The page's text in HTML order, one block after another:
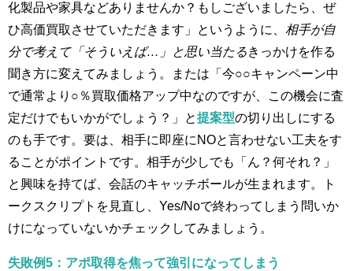
化製品や家具などありませんか？もしございましたら、ぜ
ひ高価買取させていただきます」というように、 相手が自
分で考えて「そういえば…」と思い当たるきっかけを作る
聞き方に変えてみましょう。または「今○○キャンペーン中
で通常より○％買取価格アップ中なのですが、この機会に査
定だけでもいかがでしょう？」と提案型の切り出しにする
のも手です。要は、相手に即座にNOと言わせない工夫をす
ることがポイントです​。相手が少しでも「ん？何それ？」
と興味を持てば、会話のキャッチボールが生まれます​。ト
ークスクリプトを見直し、Yes/Noで終わってしまう問いか
けになっていないかチェックしてみましょう。
失敗例5：アポ取得を焦って強引になってしまう